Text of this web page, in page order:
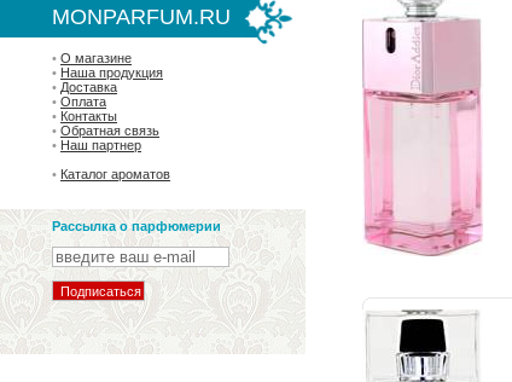
MONPARFUM.RU
• О магазине
• Наша продукция
• Доставка
• Оплата
• Контакты
• Обратная связь
• Наш партнер
• Каталог ароматов
Рассылка о парфюмерии